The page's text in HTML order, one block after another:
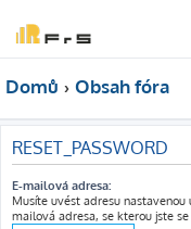
Domů Obsah fóra
RESET_PASSWORD
E-mailová adresa:
Musíte uvést adresu
mailová adresa, se kterou jste